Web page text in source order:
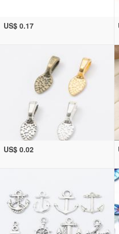
US$ 0.17
US$ 0.02